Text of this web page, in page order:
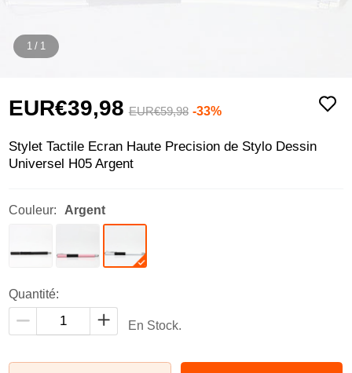
1 / 1
EUR€39,98 EUR€59,98 -33%
Stylet Tactile Ecran Haute Precision de Stylo Dessin
Universel H05 Argent
Couleur: Argent
Quantité:
En Stock.